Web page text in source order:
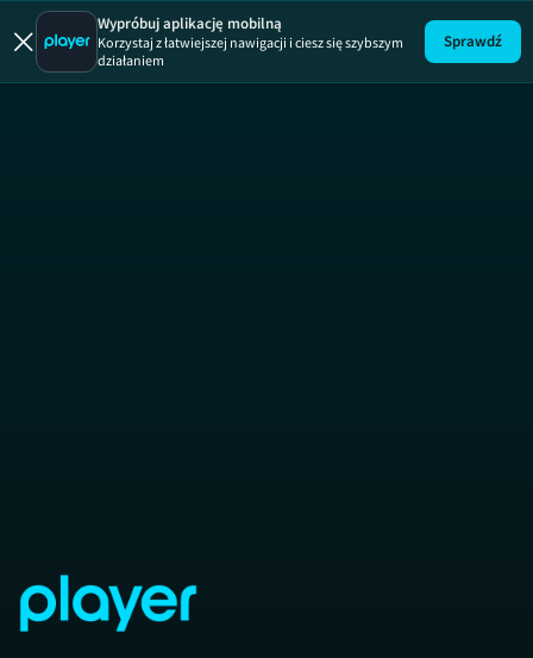
Wypróbuj aplikację mobilną
Korzystaj z łatwiejszej nawigacji i ciesz się szybszym
działaniem
Sprawdź